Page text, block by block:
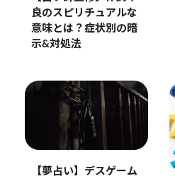
良のスピリチュアルな
意味とは？症状別の暗
示&対処法
【夢占い】デスゲーム